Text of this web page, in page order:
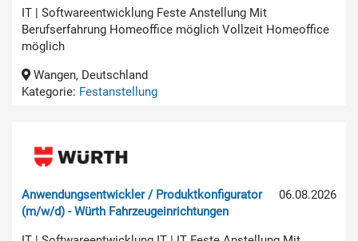
IT | Softwareentwicklung Feste Anstellung Mit
Berufserfahrung Homeoffice möglich Vollzeit Homeoffice
möglich
Wangen, Deutschland
Kategorie: Festanstellung
06.08.2026
Anwendungsentwickler / Produktkonfigurator
(m/w/d) - Würth Fahrzeugeinrichtungen